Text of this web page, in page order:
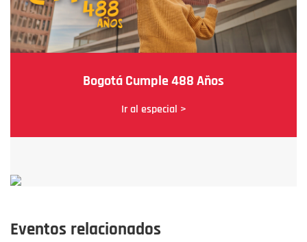
Bogotá Cumple 488 Años
Ir al especial >
Eventos relacionados